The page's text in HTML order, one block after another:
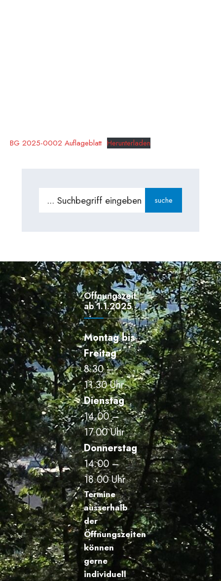
BG 2025-0002 Auflageblatt Herunterladen
Search
suche
Öffnungszeiten
ab 1.1.2025
Montag bis
Freitag
8.30 –
11.30 Uhr
Dienstag
14.00 –
17.00 Uhr
Donnerstag
14.00 –
18.00 Uhr
Termine
ausserhalb
der
Öffnungszeiten
können
gerne
individuell